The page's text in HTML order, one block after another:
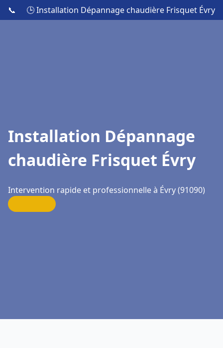
📞 🕒 Installation Dépannage chaudière Frisquet Évry
Installation Dépannage
chaudière Frisquet Évry
Intervention rapide et professionnelle à Évry (91090)